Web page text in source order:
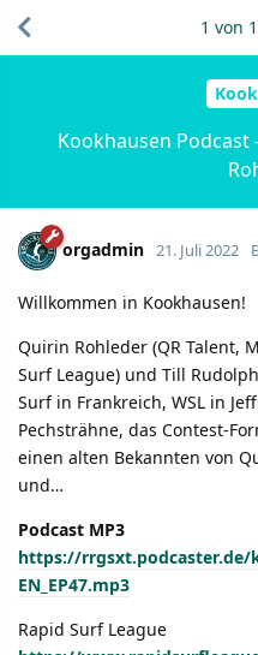
Kookhausen Podcast
1 von 1
orgadmin 21. Juli 2022
Willkommen in Kookhausen!
Quirin Rohleder (QR Talent,
Surf League) und Till
Surf in Frankreich, WSL in
Pechsträhne, das Contest-
einen alten Bekannten von
und…
Podcast MP3
https://rrgsxt.podcaster.de/
EN_EP47.mp3
Rapid Surf League